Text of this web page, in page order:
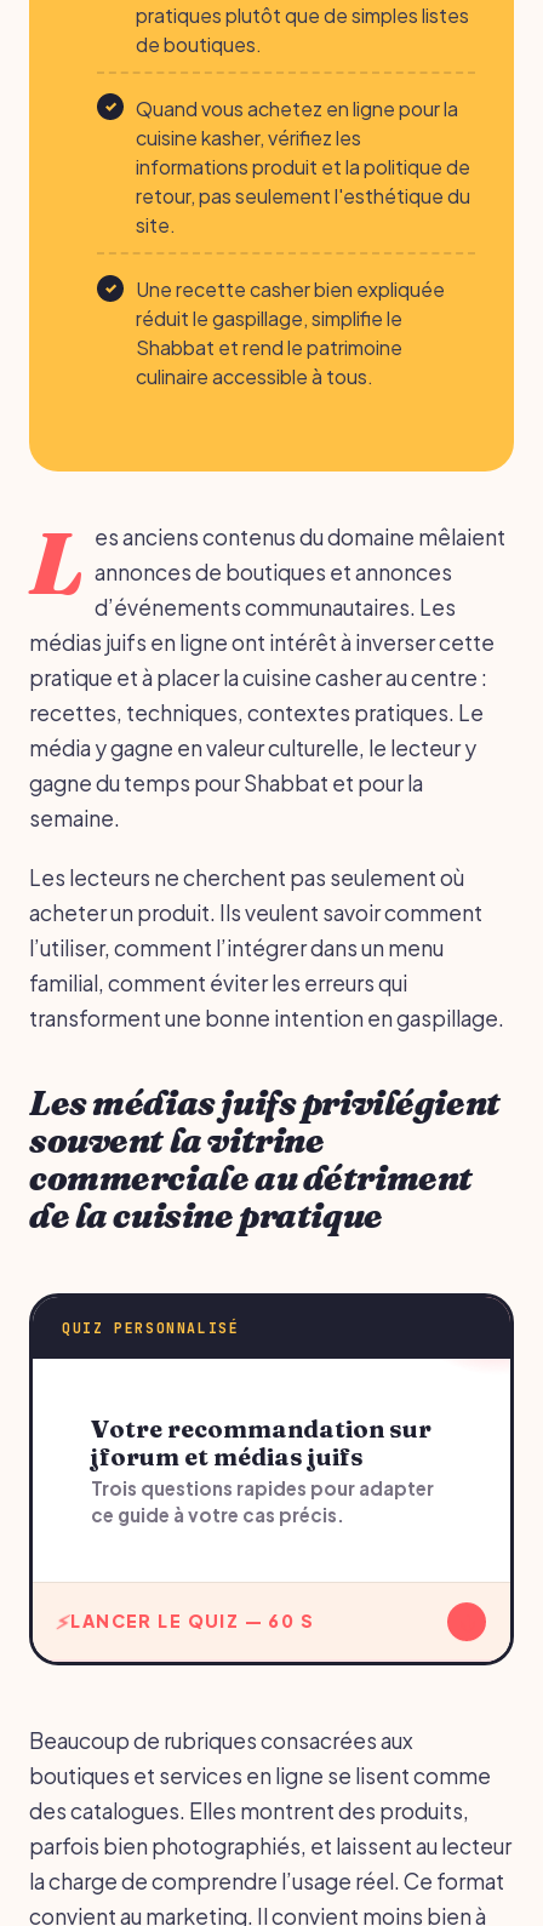
pratiques plutôt que de simples listes
de boutiques.
Quand vous achetez en ligne pour la
cuisine kasher, vérifiez les
informations produit et la politique de
retour, pas seulement l'esthétique du
site.
Une recette casher bien expliquée
réduit le gaspillage, simplifie le
Shabbat et rend le patrimoine
culinaire accessible à tous.
L es anciens contenus du domaine mêlaient
annonces de boutiques et annonces
d’événements communautaires. Les
médias juifs en ligne ont intérêt à inverser cette
pratique et à placer la cuisine casher au centre :
recettes, techniques, contextes pratiques. Le
média y gagne en valeur culturelle, le lecteur y
gagne du temps pour Shabbat et pour la
semaine.
Les lecteurs ne cherchent pas seulement où
acheter un produit. Ils veulent savoir comment
l’utiliser, comment l’intégrer dans un menu
familial, comment éviter les erreurs qui
transforment une bonne intention en gaspillage.
Les médias juifs privilégient
souvent la vitrine
commerciale au détriment
de la cuisine pratique
QUIZ PERSONNALISÉ
Votre recommandation sur
jforum et médias juifs
Trois questions rapides pour adapter
ce guide à votre cas précis.
LANCER LE QUIZ — 60 S
Beaucoup de rubriques consacrées aux
boutiques et services en ligne se lisent comme
des catalogues. Elles montrent des produits,
parfois bien photographiés, et laissent au lecteur
la charge de comprendre l’usage réel. Ce format
convient au marketing. Il convient moins bien à